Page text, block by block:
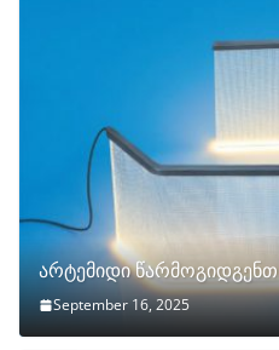
არტემიდი წარმოგიდგენთ
September 16, 2025